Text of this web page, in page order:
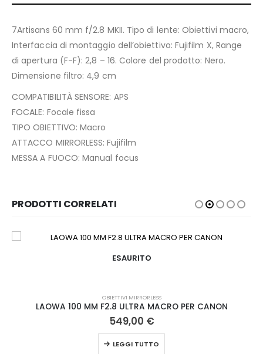
7Artisans 60 mm f/2.8 MKII. Tipo di lente: Obiettivi macro,
Interfaccia di montaggio dell’obiettivo: Fujifilm X, Range
di apertura (F-F): 2,8 – 16. Colore del prodotto: Nero.
Dimensione filtro: 4,9 cm
COMPATIBILITÀ SENSORE: APS
FOCALE: Focale fissa
TIPO OBIETTIVO: Macro
ATTACCO MIRRORLESS: Fujifilm
MESSA A FUOCO: Manual focus
PRODOTTI CORRELATI
ESAURITO
OBIETTIVI MIRRORLESS
LAOWA 100 MM F2.8 ULTRA MACRO PER CANON
549,00 €
LEGGI TUTTO